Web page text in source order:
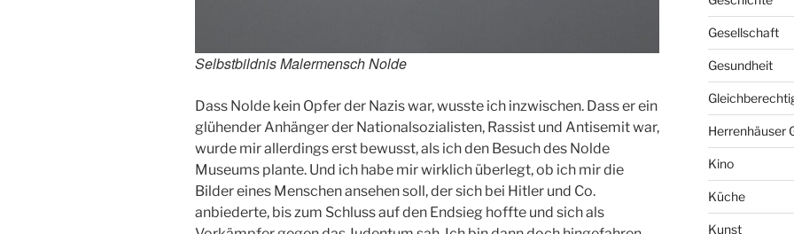
Selbstbildnis Malermensch Nolde
Dass Nolde kein Opfer der Nazis war, wusste ich inzwischen. Dass er ein
glühender Anhänger der Nationalsozialisten, Rassist und Antisemit war,
wurde mir allerdings erst bewusst, als ich den Besuch des Nolde
Museums plante. Und ich habe mir wirklich überlegt, ob ich mir die
Bilder eines Menschen ansehen soll, der sich bei Hitler und Co.
anbiederte, bis zum Schluss auf den Endsieg hoffte und sich als
Gesellschaft
Gesundheit
Herrenhäuser
Kino
Küche
Kunst